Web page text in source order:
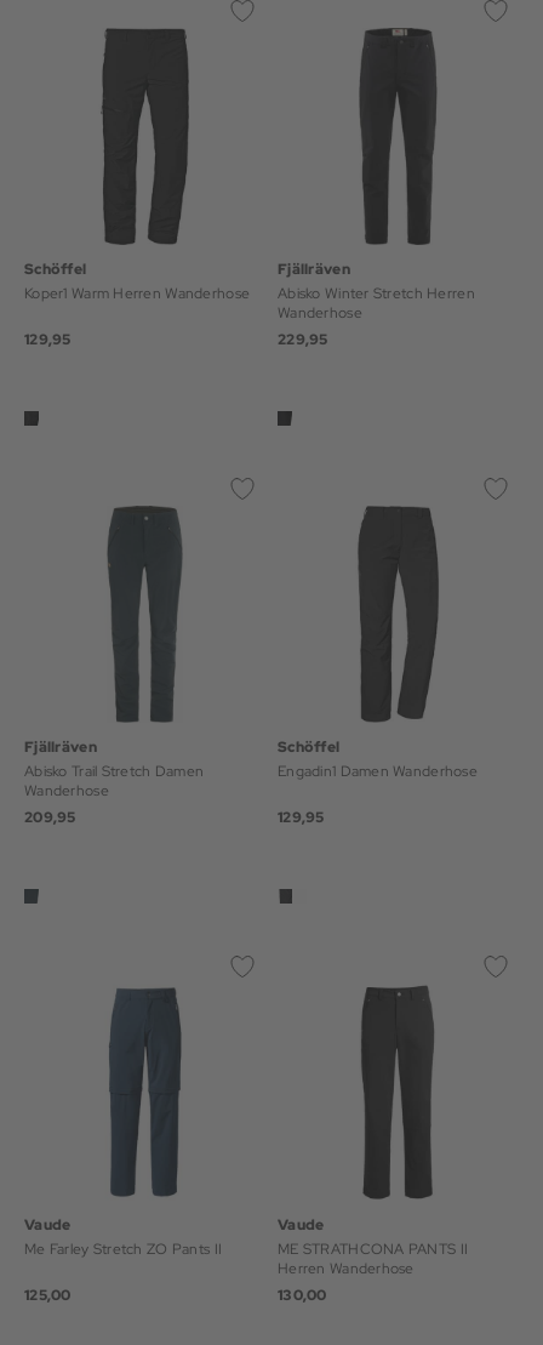
Schöffel
Koper1 Warm Herren Wanderhose
129,95
Fjällräven
Abisko Winter Stretch Herren
Wanderhose
229,95
Fjällräven
Abisko Trail Stretch Damen
Wanderhose
209,95
Schöffel
Engadin1 Damen Wanderhose
129,95
Vaude
Me Farley Stretch ZO Pants II
125,00
Vaude
ME STRATHCONA PANTS II
Herren Wanderhose
130,00